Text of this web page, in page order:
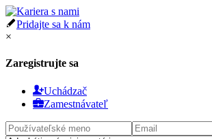
Pridajte sa k nám
×
Zaregistrujte sa
Uchádzač
Zamestnávateľ